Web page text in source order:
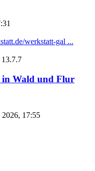
werkstatt-gal ...
13.7.7
Wald und Flur
17:55